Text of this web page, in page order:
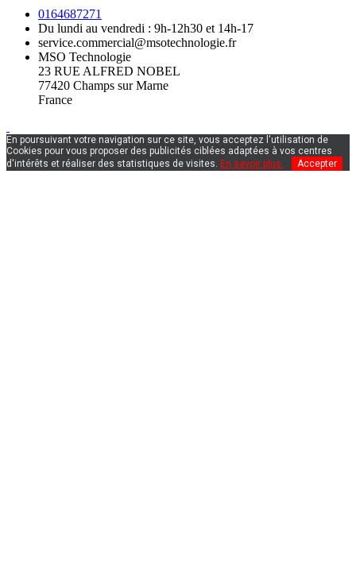
0164687271
Du lundi au vendredi : 9h-12h30 et 14h-17
service.commercial@msotechnologie.fr
MSO Technologie
23 RUE ALFRED NOBEL
77420 Champs sur Marne
France
En poursuivant votre navigation sur ce site, vous acceptez l'utilisation de
Cookies pour vous proposer des publicités ciblées adaptées à vos centres
d'intérêts et réaliser des statistiques de visites. En savoir plus. Accepter